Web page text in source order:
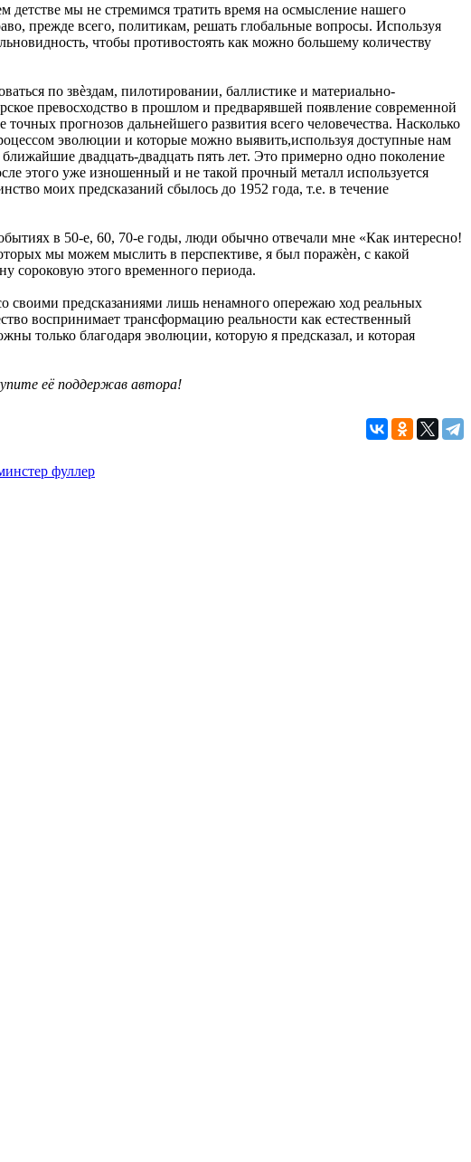
мы не стремимся тратить время на осмысление нашего
прежде всего, политикам, решать глобальные вопросы. Используя
чтобы противостоять как можно большему количеству
по звѐздам, пилотировании, баллистике и материально-
превосходство в прошлом и предварявшей появление современной
прогнозов дальнейшего развития всего человечества. Насколько
эволюции и которые можно выявить,используя доступные нам
двадцать-двадцать пять лет. Это примерно одно поколение
этого уже изношенный и не такой прочный металл используется
моих предсказаний сбылось до 1952 года, т.е. в течение
в 50-е, 60, 70-е годы, люди обычно отвечали мне «Как интересно!
мы можем мыслить в перспективе, я был поражѐн, с какой
сороковую этого временного периода.
своими предсказаниями лишь ненамного опережаю ход реальных
воспринимает трансформацию реальности как естественный
только благодаря эволюции, которую я предсказал, и которая
её поддержав автора!
фуллер